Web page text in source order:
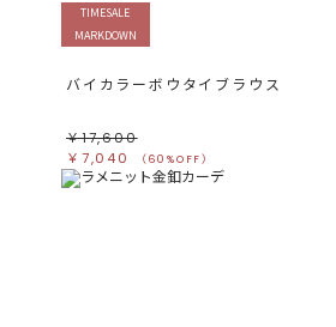
TIMESALE
MARKDOWN
バイカラーボウタイブラウス
￥17,600
￥7,040
（60%OFF）